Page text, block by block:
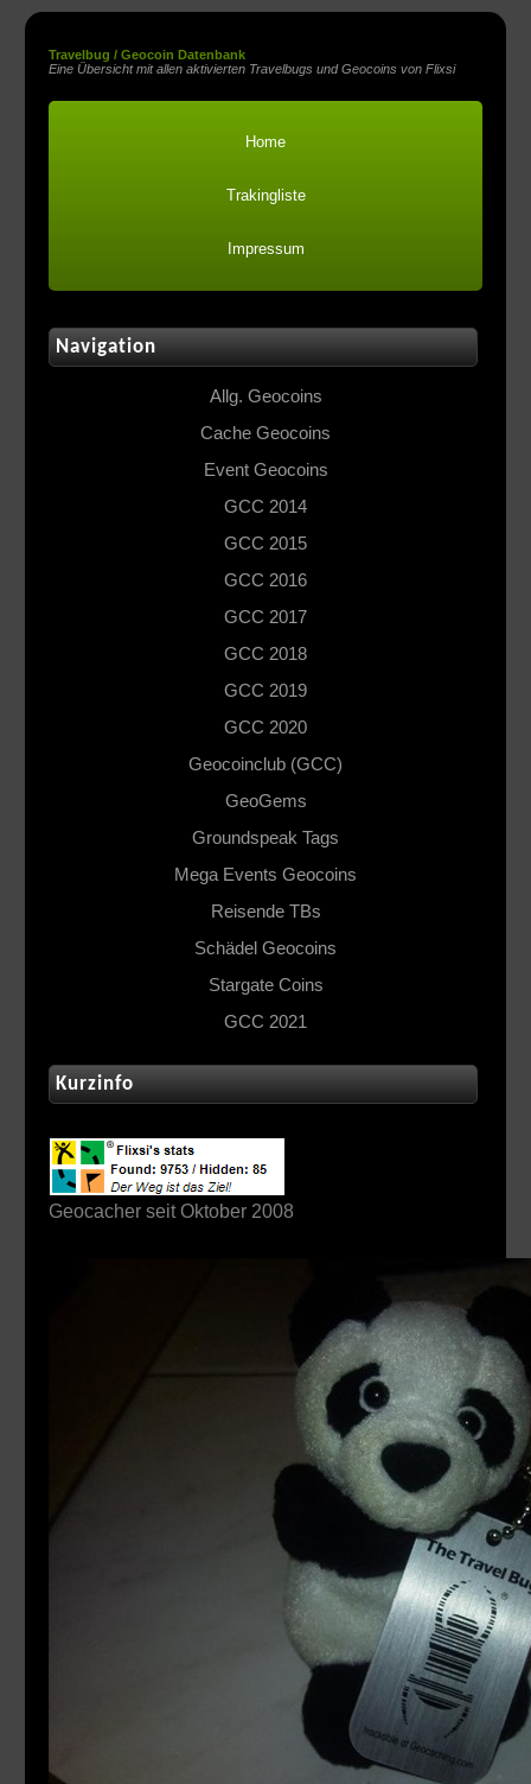
Travelbug / Geocoin Datenbank
Eine Übersicht mit allen aktivierten Travelbugs und Geocoins von Flixsi
Home
Trakingliste
Impressum
Navigation
Allg. Geocoins
Cache Geocoins
Event Geocoins
GCC 2014
GCC 2015
GCC 2016
GCC 2017
GCC 2018
GCC 2019
GCC 2020
Geocoinclub (GCC)
GeoGems
Groundspeak Tags
Mega Events Geocoins
Reisende TBs
Schädel Geocoins
Stargate Coins
GCC 2021
Kurzinfo
Geocacher seit Oktober 2008